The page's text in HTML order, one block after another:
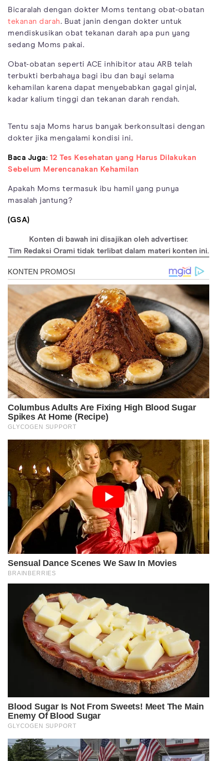
Bicaralah dengan dokter Moms tentang obat-obatan
tekanan darah. Buat janin dengan dokter untuk
mendiskusikan obat tekanan darah apa pun yang
sedang Moms pakai.
Obat-obatan seperti ACE inhibitor atau ARB telah
terbukti berbahaya bagi ibu dan bayi selama
kehamilan karena dapat menyebabkan gagal ginjal,
kadar kalium tinggi dan tekanan darah rendah.
Tentu saja Moms harus banyak berkonsultasi dengan
dokter jika mengalami kondisi ini.
Baca Juga: 12 Tes Kesehatan yang Harus Dilakukan
Sebelum Merencanakan Kehamilan
Apakah Moms termasuk ibu hamil yang punya
masalah jantung?
(GSA)
Konten di bawah ini disajikan oleh advertiser.
Tim Redaksi Orami tidak terlibat dalam materi konten ini.